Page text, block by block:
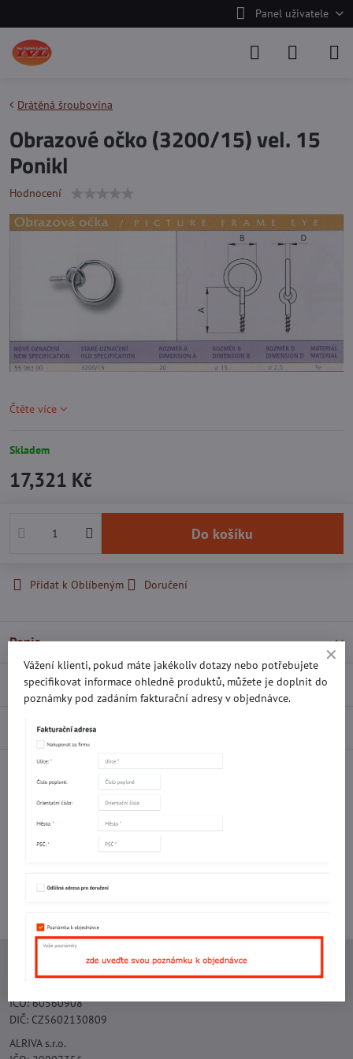
Panel uživatele
Drátěná šroubovina
Obrazové očko (3200/15) vel. 15
Ponikl
Hodnocení
Čtěte více
Skladem
17,321 Kč
Do košíku
Přidat k Oblíbeným Doručení
Popis
Recenze 0
Diskuse 0
Facebook TwitterBluesky
Potřebujete poradit s objednávkou?
Kontaktujte nás:
+420 577 523 563
Ing. Vojtěch Lečbych - IVL
IČO: 60560908
DIČ: CZ5602130809
ALRIVA s.r.o.
Vážení klienti, pokud máte jakékoliv dotazy nebo potřebujete
specifikovat informace ohledně produktů, můžete je doplnit do
poznámky pod zadáním fakturační adresy v objednávce.